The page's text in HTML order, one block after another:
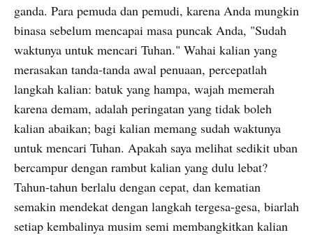
ganda. Para pemuda dan pemudi, karena Anda mungkin
binasa sebelum mencapai masa puncak Anda, "Sudah
waktunya untuk mencari Tuhan." Wahai kalian yang
merasakan tanda-tanda awal penuaan, percepatlah
langkah kalian: batuk yang hampa, wajah memerah
karena demam, adalah peringatan yang tidak boleh
kalian abaikan; bagi kalian memang sudah waktunya
untuk mencari Tuhan. Apakah saya melihat sedikit uban
bercampur dengan rambut kalian yang dulu lebat?
Tahun-tahun berlalu dengan cepat, dan kematian
semakin mendekat dengan langkah tergesa-gesa, biarlah
setiap kembalinya musim semi membangkitkan kalian